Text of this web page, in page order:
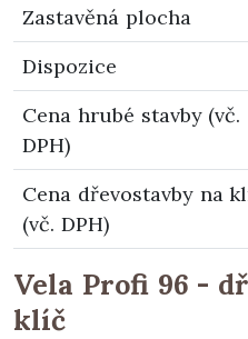
Zastavěná plocha
Dispozice
Cena hrubé stavby (vč.
DPH)
Cena dřevostavby na
(vč. DPH)
Vela Profi 96 -
klíč